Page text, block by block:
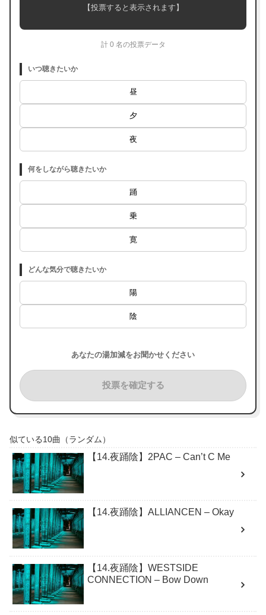
【投票すると表示されます】
計 0 名の投票データ
いつ聴きたいか
昼
夕
夜
何をしながら聴きたいか
踊
乗
寛
どんな気分で聴きたいか
陽
陰
あなたの湯加減をお聞かせください
投票を確定する
似ている10曲（ランダム）
【14.夜踊陰】2PAC – Can’t C Me
【14.夜踊陰】ALLIANCEN – Okay
【14.夜踊陰】WESTSIDE
CONNECTION – Bow Down